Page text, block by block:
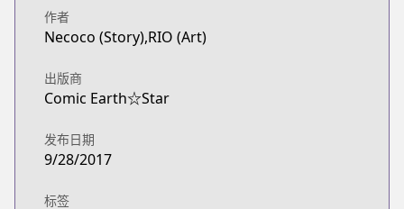
作者
Necoco (Story),RIO (Art)
出版商
Comic Earth☆Star
发布日期
9/28/2017
标签